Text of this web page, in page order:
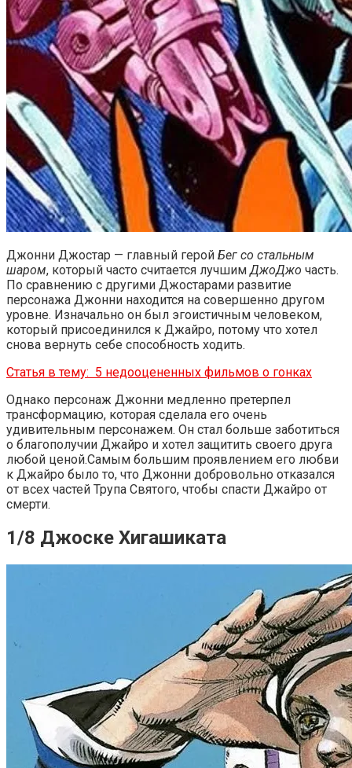
Джонни Джостар — главный герой Бег со стальным
шаром, который часто считается лучшим ДжоДжо часть.
По сравнению с другими Джостарами развитие
персонажа Джонни находится на совершенно другом
уровне. Изначально он был эгоистичным человеком,
который присоединился к Джайро, потому что хотел
снова вернуть себе способность ходить.
Статья в тему: 5 недооцененных фильмов о гонках
Однако персонаж Джонни медленно претерпел
трансформацию, которая сделала его очень
удивительным персонажем. Он стал больше заботиться
о благополучии Джайро и хотел защитить своего друга
любой ценой.Самым большим проявлением его любви
к Джайро было то, что Джонни добровольно отказался
от всех частей Трупа Святого, чтобы спасти Джайро от
смерти.
1/8 Джоске Хигашиката